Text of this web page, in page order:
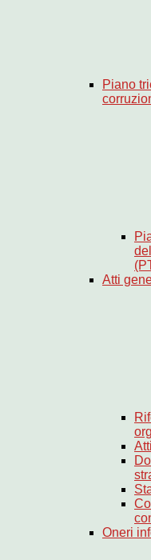
Piano
Atti
Oneri